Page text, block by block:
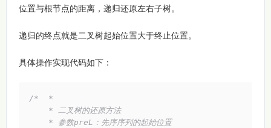
位置与根节点的距离，递归还原左右子树。
递归的终点就是二叉树起始位置大于终止位置。
具体操作实现代码如下：
/*  *
* 二叉树的还原方法
* 参数preL：先序序列的起始位置